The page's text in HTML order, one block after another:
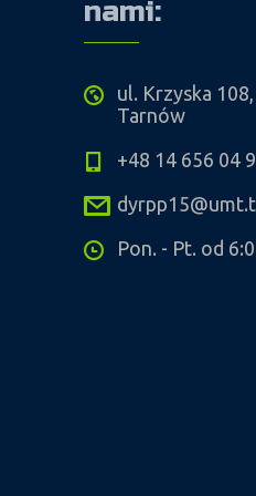
nami:
ul. Krzyska
Tarnów
+48 14 656 04
Pon. - Pt. od